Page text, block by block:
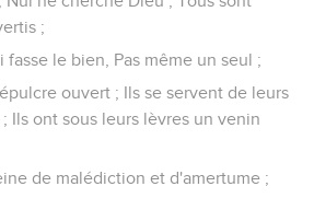
;
fasse le bien, Pas même un seul ;
ouvert ; Ils se servent de leurs
Ils ont sous leurs lèvres un venin
de malédiction et d'amertume ;